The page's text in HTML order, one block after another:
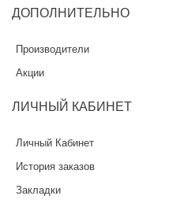
ДОПОЛНИТЕЛЬНО
Производители
Акции
ЛИЧНЫЙ КАБИНЕТ
Личный Кабинет
История заказов
Закладки